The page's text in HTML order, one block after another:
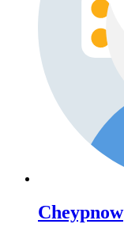
Cheypnow